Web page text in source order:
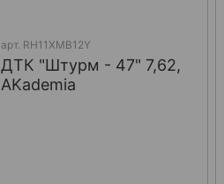
арт. RH11XMB12Y
ДТК "Штурм - 47" 7,62,
AKademia